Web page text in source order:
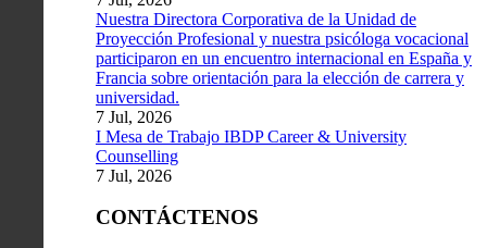
Nuestra Directora Corporativa de la Unidad de
Proyección Profesional y nuestra psicóloga vocacional
participaron en un encuentro internacional en España y
Francia sobre orientación para la elección de carrera y
universidad.
7 Jul, 2026
I Mesa de Trabajo IBDP Career & University
Counselling
7 Jul, 2026
CONTÁCTENOS